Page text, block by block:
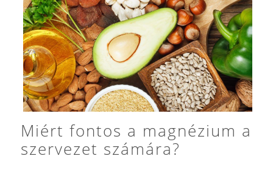
Miért fontos a magnézium a
szervezet számára?